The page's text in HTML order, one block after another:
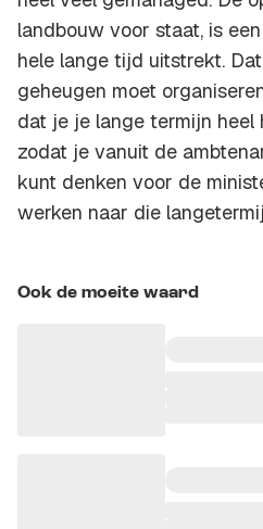
landbouw voor staat, is
hele lange tijd uitstrekt.
geheugen moet
dat je je lange termijn heel
zodat je vanuit de
kunt denken voor de
werken naar die
Ook de moeite waard